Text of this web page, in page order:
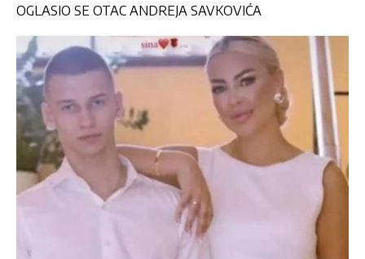
OGLASIO SE OTAC ANDREJA SAVKOVIĆA